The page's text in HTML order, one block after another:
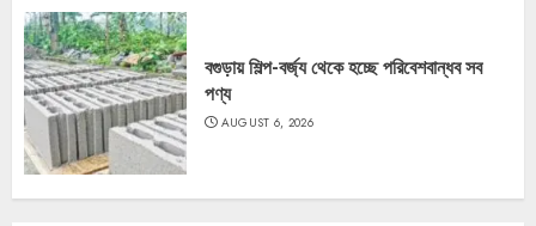
বগুড়ায় শিল্প-বর্জ্য থেকে হচ্ছে পরিবেশবান্ধব সব
পণ্য
AUGUST 6, 2026